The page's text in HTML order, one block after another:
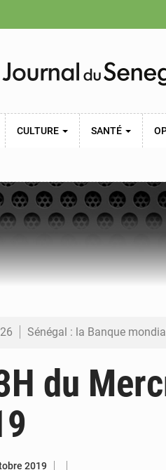
CULTURE SANTÉ
Sénégal : la Banque mondiale annonce un financement
Sénégal : les subventions à l’énergie bondissent à
du
2019